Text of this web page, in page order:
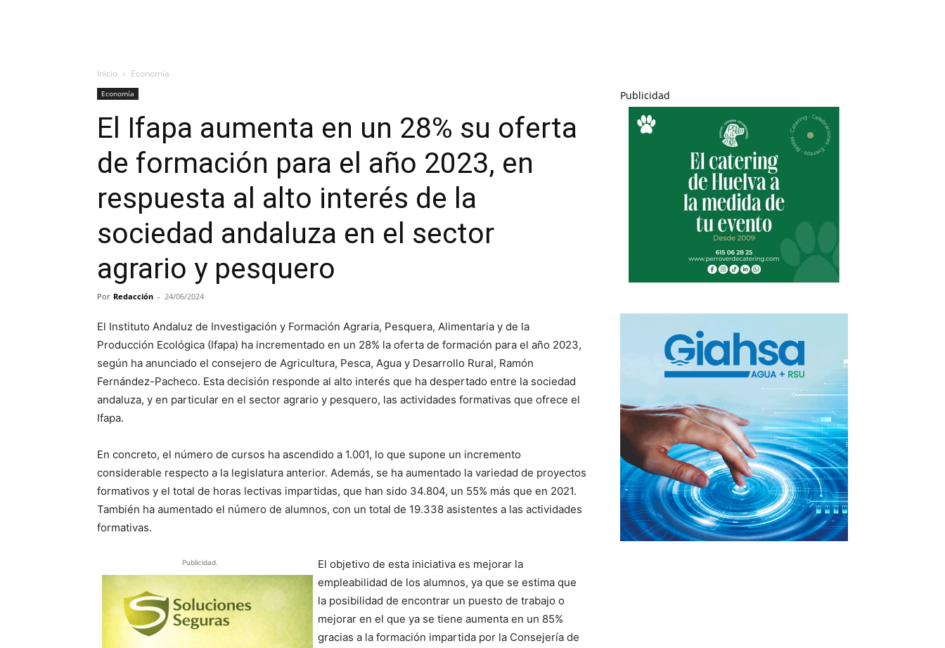
Inicio Economía
Economía
El Ifapa aumenta en un 28% su oferta
de formación para el año 2023, en
respuesta al alto interés de la
sociedad andaluza en el sector
agrario y pesquero
Por Redacción - 24/06/2024
El Instituto Andaluz de Investigación y Formación Agraria, Pesquera, Alimentaria y de la
Producción Ecológica (Ifapa) ha incrementado en un 28% la oferta de formación para el año 2023,
según ha anunciado el consejero de Agricultura, Pesca, Agua y Desarrollo Rural, Ramón
Fernández-Pacheco. Esta decisión responde al alto interés que ha despertado entre la sociedad
andaluza, y en particular en el sector agrario y pesquero, las actividades formativas que ofrece el
Ifapa.
En concreto, el número de cursos ha ascendido a 1.001, lo que supone un incremento
considerable respecto a la legislatura anterior. Además, se ha aumentado la variedad de proyectos
formativos y el total de horas lectivas impartidas, que han sido 34.804, un 55% más que en 2021.
También ha aumentado el número de alumnos, con un total de 19.338 asistentes a las actividades
formativas.
Publicidad.
El objetivo de esta iniciativa es mejorar la
empleabilidad de los alumnos, ya que se estima que
la posibilidad de encontrar un puesto de trabajo o
mejorar en el que ya se tiene aumenta en un 85%
gracias a la formación impartida por la Consejería de
Publicidad